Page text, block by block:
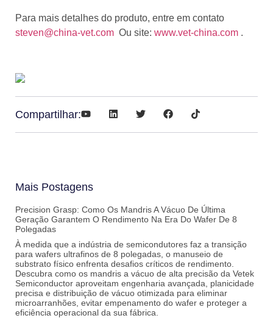
Para mais detalhes do produto, entre em contato
steven@china-vet.com Ou site: www.vet-china.com .
Compartilhar:
Mais Postagens
Precision Grasp: Como Os Mandris A Vácuo De Última
Geração Garantem O Rendimento Na Era Do Wafer De 8
Polegadas
À medida que a indústria de semicondutores faz a transição
para wafers ultrafinos de 8 polegadas, o manuseio de
substrato físico enfrenta desafios críticos de rendimento.
Descubra como os mandris a vácuo de alta precisão da Vetek
Semiconductor aproveitam engenharia avançada, planicidade
precisa e distribuição de vácuo otimizada para eliminar
microarranhões, evitar empenamento do wafer e proteger a
eficiência operacional da sua fábrica.